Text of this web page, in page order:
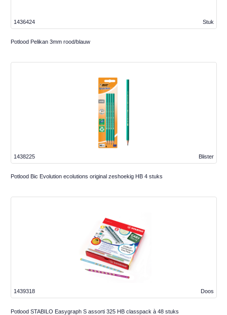
Stuk
1436424
Potlood Pelikan 3mm rood/blauw
Blister
1438225
Potlood Bic Evolution ecolutions original zeshoekig HB 4 stuks
Doos
1439318
Potlood STABILO Easygraph S assorti 325 HB classpack à 48 stuks